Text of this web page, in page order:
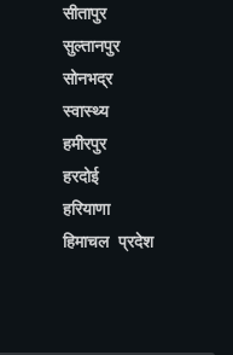
सीतापुर
सुल्तानपुर
सोनभद्र
स्वास्थ्य
हमीरपुर
हरदोई
हरियाणा
हिमाचल प्रदेश